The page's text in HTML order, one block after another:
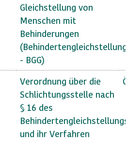
Gleichstellung von
Menschen mit
Behinderungen
- BGG)
Verordnung über die
Schlichtungsstelle nach
§ 16 des
und ihr Verfahren